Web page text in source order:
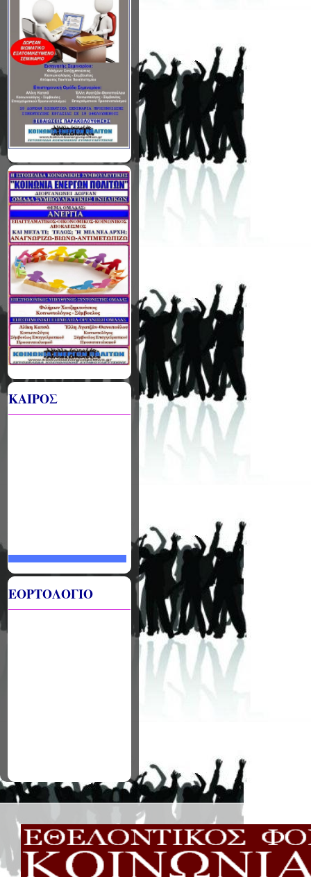
ΚΑΙΡΟΣ
ΕΟΡΤΟΛΟΓΙΟ